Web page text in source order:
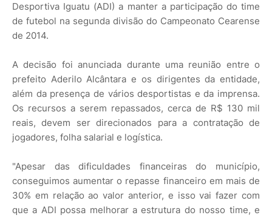
Desportiva Iguatu (ADI) a manter a participação do time
de futebol na segunda divisão do Campeonato Cearense
de 2014.
A decisão foi anunciada durante uma reunião entre o
prefeito Aderilo Alcântara e os dirigentes da entidade,
além da presença de vários desportistas e da imprensa.
Os recursos a serem repassados, cerca de R$ 130 mil
reais, devem ser direcionados para a contratação de
jogadores, folha salarial e logística.
"Apesar das dificuldades financeiras do município,
conseguimos aumentar o repasse financeiro em mais de
30% em relação ao valor anterior, e isso vai fazer com
que a ADI possa melhorar a estrutura do nosso time, e